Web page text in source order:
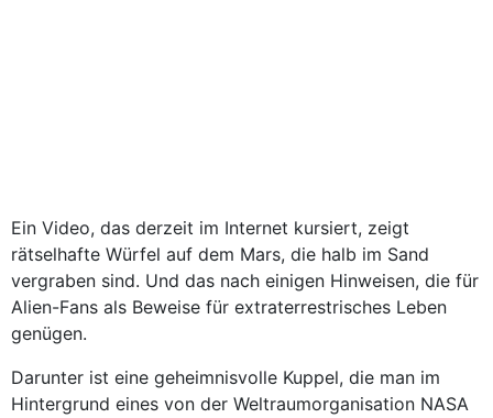
Ein Video, das derzeit im Internet kursiert, zeigt
rätselhafte Würfel auf dem Mars, die halb im Sand
vergraben sind. Und das nach einigen Hinweisen, die für
Alien-Fans als Beweise für extraterrestrisches Leben
genügen.
Darunter ist eine geheimnisvolle Kuppel, die man im
Hintergrund eines von der Weltraumorganisation NASA